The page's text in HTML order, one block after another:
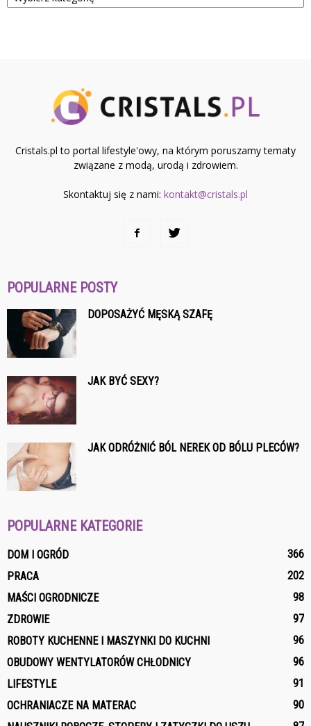
Cristals.pl to portal lifestyle'owy, na którym poruszamy tematy
związane z modą, urodą i zdrowiem.
Skontaktuj się z nami: kontakt@cristals.pl
POPULARNE POSTY
DOPOSAŻYĆ MĘSKĄ SZAFĘ
JAK BYĆ SEXY?
JAK ODRÓŻNIĆ BÓL NEREK OD BÓLU PLECÓW?
POPULARNE KATEGORIE
DOM I OGRÓD
366
PRACA
202
MAŚCI OGRODNICZE
98
ZDROWIE
97
ROBOTY KUCHENNE I MASZYNKI DO KUCHNI
96
OBUDOWY WENTYLATORÓW CHŁODNICY
96
LIFESTYLE
91
OCHRANIACZE NA MATERAC
90